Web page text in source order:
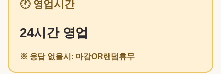
🕐 영업시간
24시간 영업
※ 응답 없을시: 마감OR랜덤휴무